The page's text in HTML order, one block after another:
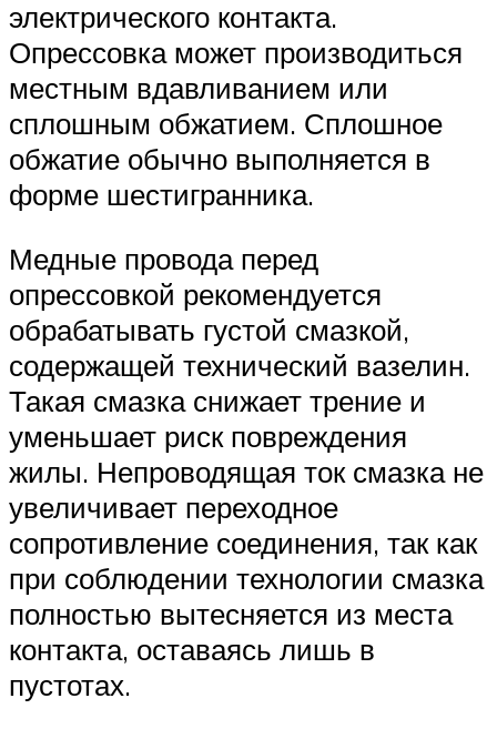
электрического контакта.
Опрессовка может производиться
местным вдавливанием или
сплошным обжатием. Сплошное
обжатие обычно выполняется в
форме шестигранника.
Медные провода перед
опрессовкой рекомендуется
обрабатывать густой смазкой,
содержащей технический вазелин.
Такая смазка снижает трение и
уменьшает риск повреждения
жилы. Непроводящая ток смазка не
увеличивает переходное
сопротивление соединения, так как
при соблюдении технологии смазка
полностью вытесняется из места
контакта, оставаясь лишь в
пустотах.